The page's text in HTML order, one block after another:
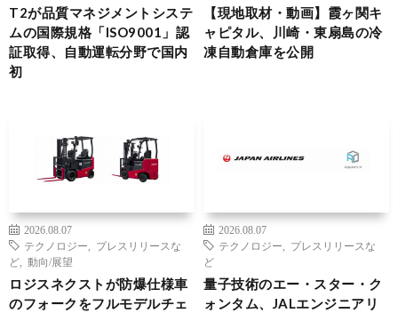
T2が品質マネジメントシステ
ムの国際規格「ISO9001」認
証取得、自動運転分野で国内
初
【現地取材・動画】霞ヶ関キ
ャピタル、川崎・東扇島の冷
凍自動倉庫を公開
2026.08.07
テクノロジー
プレスリリースな
ど
動向/展望
ロジスネクストが防爆仕様車
のフォークをフルモデルチェ
2026.08.07
テクノロジー
プレスリリースな
ど
量子技術のエー・スター・ク
ォンタム、JALエンジニアリ